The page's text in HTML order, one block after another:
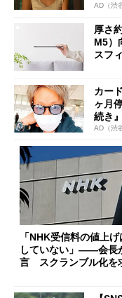
AD（渋
厚さ
M5）
スフ
カー
ヶ月
続き
AD（渋
「NHK受信料の値上
していない」――会長
言 スクランブル化を